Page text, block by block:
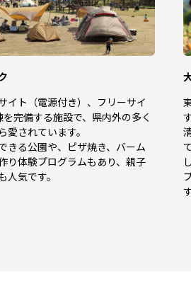
イト（電源付き）、フリーサイ
を完備する施設で、県内外の多く
愛されています。
きる公園や、ピザ焼き、バーム
り体験プログラムもあり、親子
人気です。